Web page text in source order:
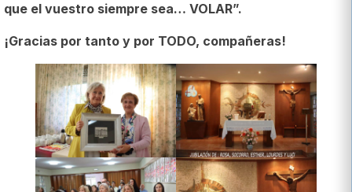
que el vuestro siempre sea… VOLAR”.
¡Gracias por tanto y por TODO, compañeras­!